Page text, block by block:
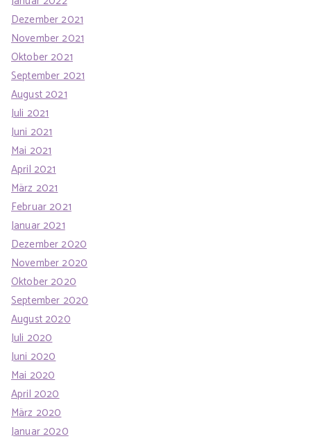
Dezember 2021
November 2021
Oktober 2021
September 2021
August 2021
Juli 2021
Juni 2021
Mai 2021
April 2021
März 2021
Februar 2021
Januar 2021
Dezember 2020
November 2020
Oktober 2020
September 2020
August 2020
Juli 2020
Juni 2020
Mai 2020
April 2020
März 2020
Januar 2020